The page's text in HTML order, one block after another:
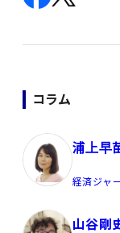
コラム
浦上早
経済ジャ
山谷剛